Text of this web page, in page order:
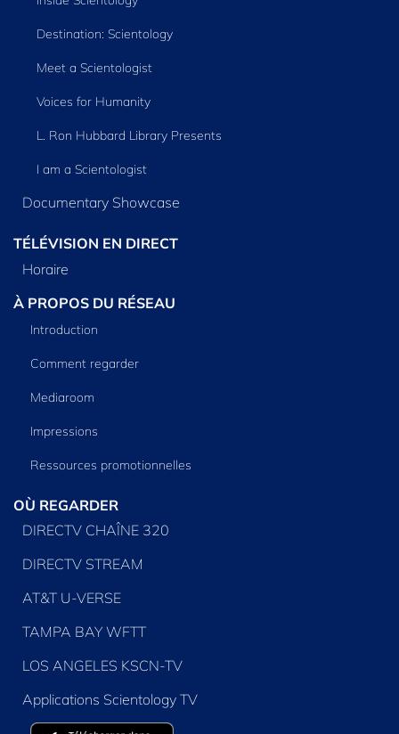
Destination: Scientology
Meet a Scientologist
Voices for Humanity
L. Ron Hubbard Library Presents
I am a Scientologist
Documentary Showcase
TÉLÉVISION EN DIRECT
Horaire
À PROPOS DU RÉSEAU
Introduction
Comment regarder
Mediaroom
Impressions
Ressources promotionnelles
OÙ REGARDER
DIRECTV CHAÎNE 320
DIRECTV STREAM
AT&T U-VERSE
TAMPA BAY WFTT
LOS ANGELES KSCN-TV
Applications Scientology TV